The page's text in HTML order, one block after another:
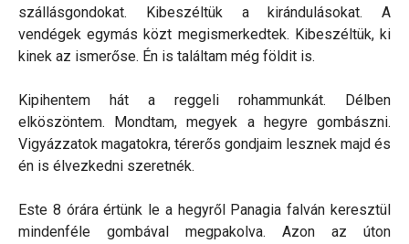
szállásgondokat. Kibeszéltük a kirándulásokat. A
vendégek egymás közt megismerkedtek. Kibeszéltük, ki
kinek az ismerőse. Én is találtam még földit is.
Kipihentem hát a reggeli rohammunkát. Délben
elköszöntem. Mondtam, megyek a hegyre gombászni.
Vigyázzatok magatokra, térerős gondjaim lesznek majd és
én is élvezkedni szeretnék.
Este 8 órára értünk le a hegyről Panagia falván keresztül
mindenféle gombával megpakolva. Azon az úton